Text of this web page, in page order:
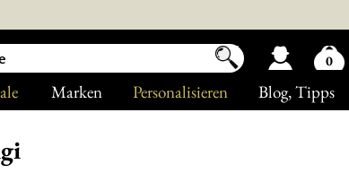
Blog, Tipps
Personalisieren
Marken
0